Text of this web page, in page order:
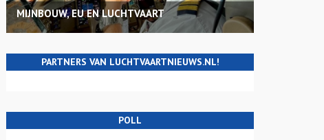
MIJNBOUW, EU EN LUCHTVAART
PARTNERS VAN LUCHTVAARTNIEUWS.NL!
POLL